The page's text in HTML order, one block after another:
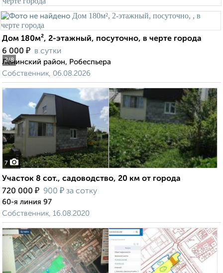
2/8
Дом 180м², 2-этажный, посуточно, в черте города
6 000 ₽ в сутки
Ленинский район, Робеспьера
Собственник, 06.08.2026
7
Участок 8 сот., садоводство, 20 км от города
720 000 ₽ 900 ₽ за сотку
60-я линия 97
Собственник, 16.08.2020